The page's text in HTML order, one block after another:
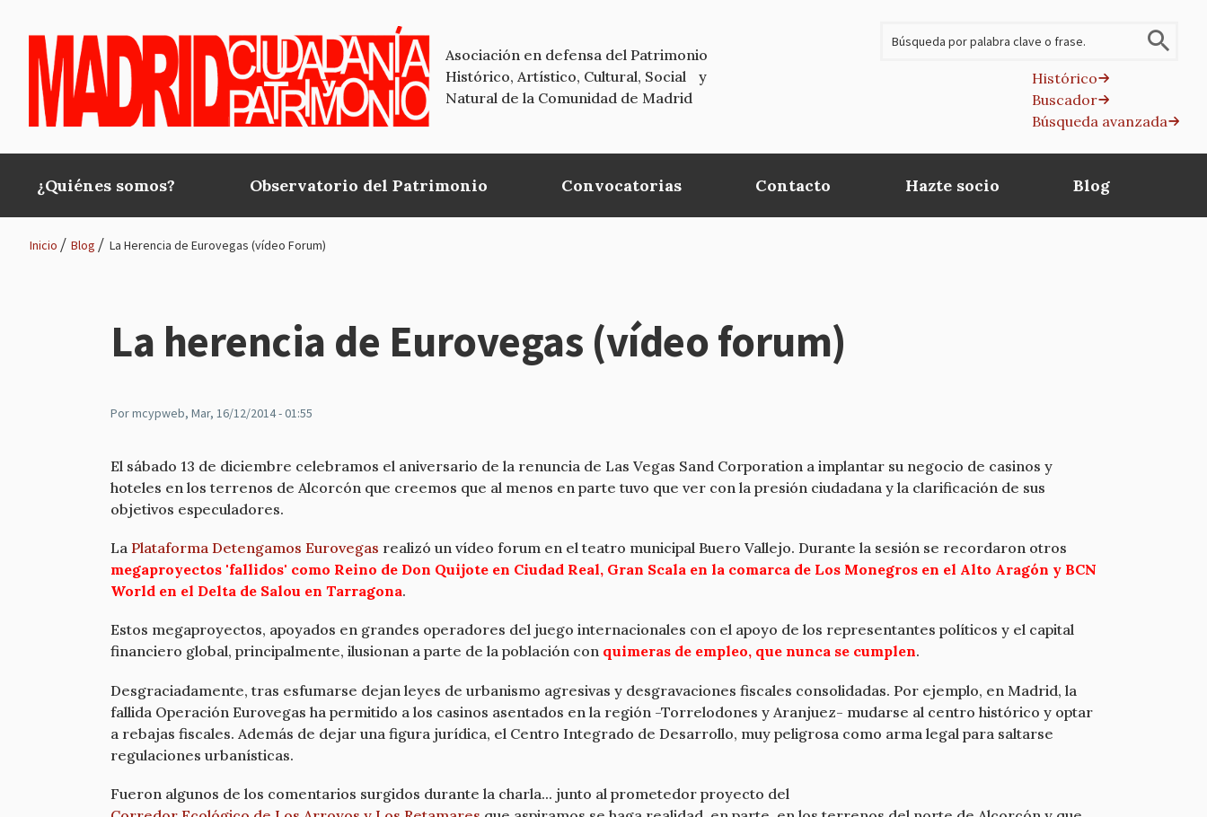
Asociación en defensa del Patrimonio
Histórico, Artístico, Cultural, Social y
Natural de la Comunidad de Madrid
Histórico
Buscador
Búsqueda avanzada
Main
navigation
¿Quiénes somos? Observatorio del Patrimonio Convocatorias Contacto Hazte socio Blog
Inicio Blog La Herencia de Eurovegas (vídeo Forum)
La herencia de Eurovegas (vídeo forum)
Pormcypweb, Mar, 16/12/2014 - 01:55
El sábado 13 de diciembre celebramos el aniversario de la renuncia de Las Vegas Sand Corporation a implantar su negocio de casinos y
hoteles en los terrenos de Alcorcón que creemos que al menos en parte tuvo que ver con la presión ciudadana y la clarificación de sus
objetivos especuladores.
La Plataforma Detengamos Eurovegas realizó un vídeo forum en el teatro municipal Buero Vallejo. Durante la sesión se recordaron otros
megaproyectos 'fallidos' como Reino de Don Quijote en Ciudad Real, Gran Scala en la comarca de Los Monegros en el Alto Aragón y BCN
World en el Delta de Salou en Tarragona.
Estos megaproyectos, apoyados en grandes operadores del juego internacionales con el apoyo de los representantes políticos y el capital
financiero global, principalmente, ilusionan a parte de la población con quimeras de empleo, que nunca se cumplen.
Desgraciadamente, tras esfumarse dejan leyes de urbanismo agresivas y desgravaciones fiscales consolidadas. Por ejemplo, en Madrid, la
fallida Operación Eurovegas ha permitido a los casinos asentados en la región -Torrelodones y Aranjuez- mudarse al centro histórico y optar
a rebajas fiscales. Además de dejar una figura jurídica, el Centro Integrado de Desarrollo, muy peligrosa como arma legal para saltarse
regulaciones urbanísticas.
Fueron algunos de los comentarios surgidos durante la charla... junto al prometedor proyecto del